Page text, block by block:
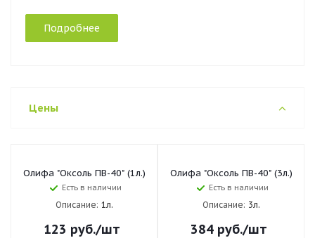
Подробнее
Цены
Олифа "Оксоль ПВ-40" (1л.)
Есть в наличии
Описание: 1л.
123 руб./шт
Олифа "Оксоль ПВ-40" (3л.)
Есть в наличии
Описание: 3л.
384 руб./шт